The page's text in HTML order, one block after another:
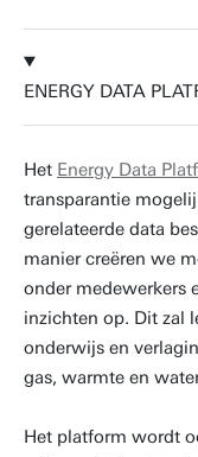
ENERGY DATA
Het Energy Data
transparantie
gerelateerde data
manier creëren we
onder medewerkers
inzichten op. Dit zal
onderwijs en
gas, warmte en
Het platform wordt